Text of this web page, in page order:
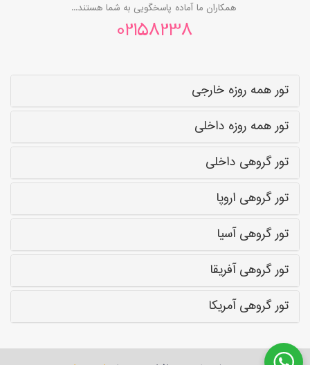
همکاران ما آماده پاسخگویی به شما هستند...
02158238
تور همه روزه خارجی
تور همه روزه داخلی
تور گروهی داخلی
تور گروهی اروپا
تور گروهی آسیا
تور گروهی آفریقا
تور گروهی آمریکا